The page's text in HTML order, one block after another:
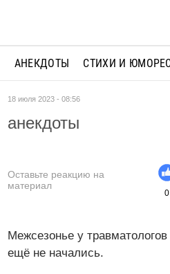
АНЕКДОТЫ СТИХИ И
18 июля 2023 - 08:56
анекдоты
Оставьте реакцию на
материал
0
Межсезонье у
ещё не начались.